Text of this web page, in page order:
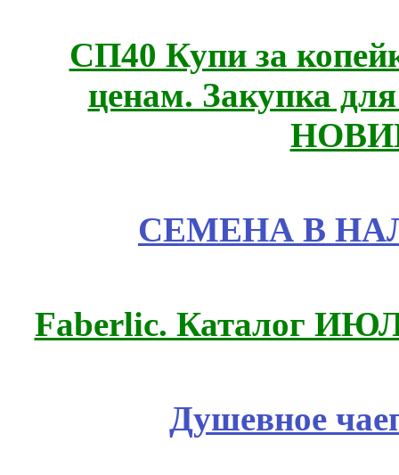
СП40 Купи за
ценам. Закупка
СЕМЕНА В
Faberlic. Каталог
Душевное